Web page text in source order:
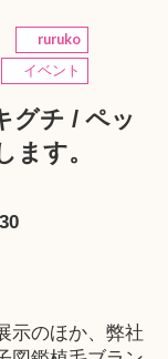
ruruko
イベント
グチ / ペッ
ます。
示のほか、弊社